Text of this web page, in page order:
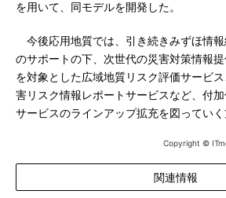
を用いて、同モデルを開発した。
今後応用地質では、引き続きみずほ情報
のサポートの下、次世代の災害対策情報
を対象とした広域地質リスク評価サービ
害リスク情報レポートサービスなど、付
サービスのラインアップ拡充を図っていく
Copyright ©
関連情報